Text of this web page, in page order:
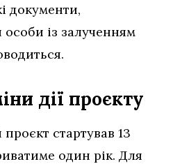
документи,
особи із залученням
дії проєкту
стартував 13
один рік. Для